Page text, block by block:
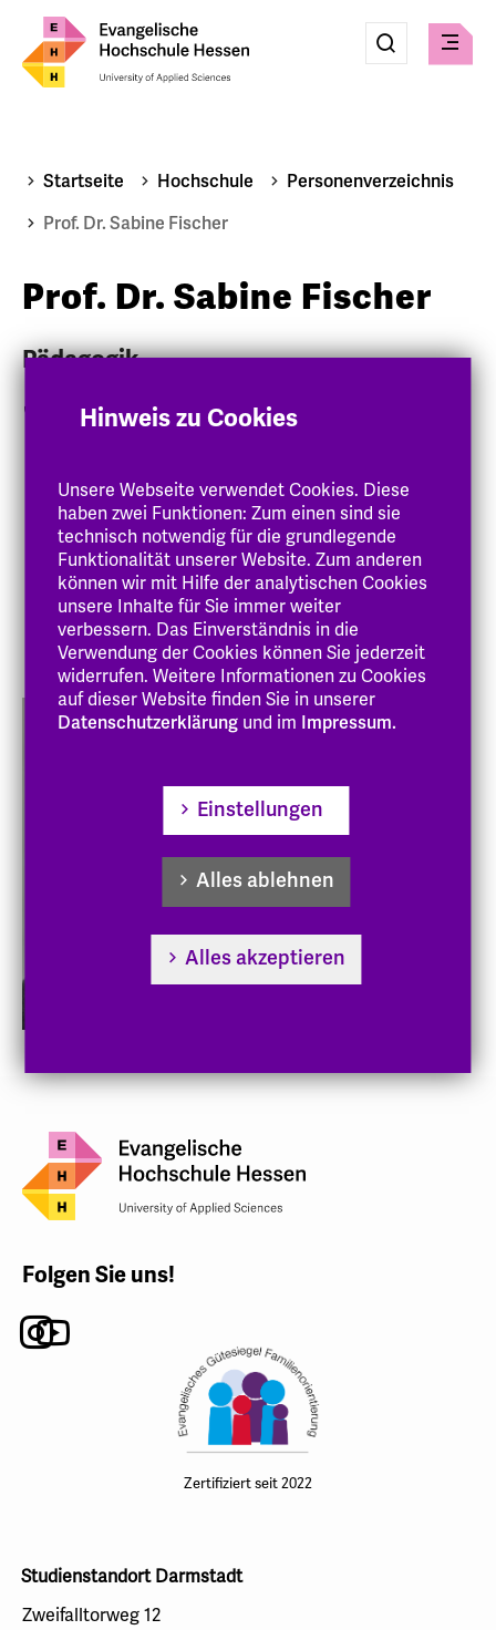
Suche
absenden
Menü
Startseite Hochschule
Personenverzeichnis
Prof. Dr. Sabine Fischer
Prof. Dr. Sabine Fischer
Pädagogik
06151 8798-37
Zur Person
Arbeitsbereich
Gremien
Veröffentlichungen
Folgen Sie uns!
Instagram
Youtube
Zertifiziert seit 2022
Studienstandort Darmstadt
Zweifalltorweg 12
Hinweis zu Cookies
Unsere Webseite verwendet Cookies. Diese
haben zwei Funktionen: Zum einen sind sie
technisch notwendig für die grundlegende
Funktionalität unserer Website. Zum anderen
können wir mit Hilfe der analytischen Cookies
unsere Inhalte für Sie immer weiter
verbessern. Das Einverständnis in die
Verwendung der Cookies können Sie jederzeit
widerrufen. Weitere Informationen zu Cookies
auf dieser Website finden Sie in unserer
Datenschutzerklärung und im Impressum.
Einstellungen
Alles ablehnen
Alles akzeptieren